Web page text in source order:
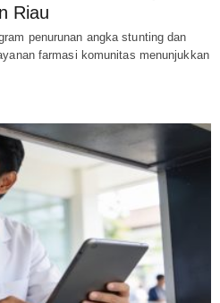
Riau
penurunan angka stunting dan
farmasi komunitas menunjukkan